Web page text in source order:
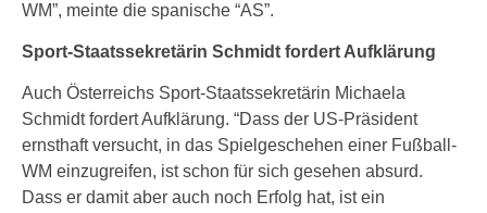
WM”, meinte die spanische “AS”.
Sport-Staatssekretärin Schmidt fordert Aufklärung
Auch Österreichs Sport-Staatssekretärin Michaela
Schmidt fordert Aufklärung. “Dass der US-Präsident
ernsthaft versucht, in das Spielgeschehen einer Fußball-
WM einzugreifen, ist schon für sich gesehen absurd.
Dass er damit aber auch noch Erfolg hat, ist ein